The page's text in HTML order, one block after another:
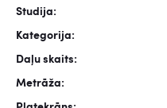
Studija:
Kategorija:
Daļu skaits:
Metrāža: